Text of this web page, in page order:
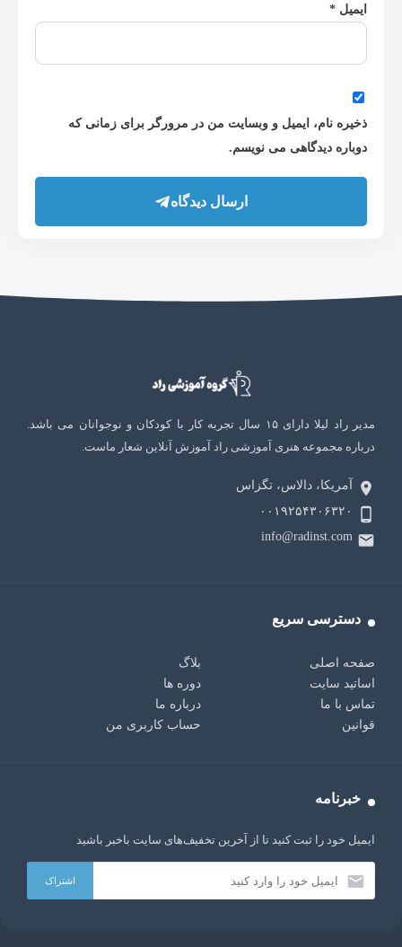
ایمیل *
ذخیره نام، ایمیل و وبسایت من در مرورگر برای زمانی که
دوباره دیدگاهی می نویسم.
ارسال دیدگاه
مدیر راد لیلا دارای ۱۵ سال تجربه کار با کودکان و نوجوانان می باشد.
درباره مجموعه هنری آموزشی راد آموزش آنلاین شعار ماست.
آمریکا، دالاس، تگزاس
۰۰۱۹۲۵۴۳۰۶۳۲۰
info@radinst.com
دسترسی سریع
صفحه اصلی
بلاگ
اساتید سایت
دوره ها
تماس با ما
درباره ما
قوانین
حساب کاربری من
خبرنامه
ایمیل خود را ثبت کنید تا از آخرین تخفیف‌های سایت باخبر باشید